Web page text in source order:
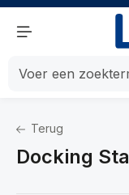
Terug
Home
Computeraccessoires
Docking Stations
Docking